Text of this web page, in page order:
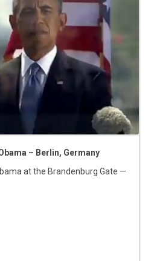
– Berlin, Germany
at the Brandenburg Gate —